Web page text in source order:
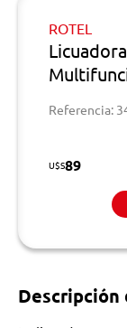
ROTEL
Referencia:
U$S89
Descripción